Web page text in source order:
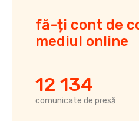
fă-ți cont de
mediul online
12 134
comunicate de presă